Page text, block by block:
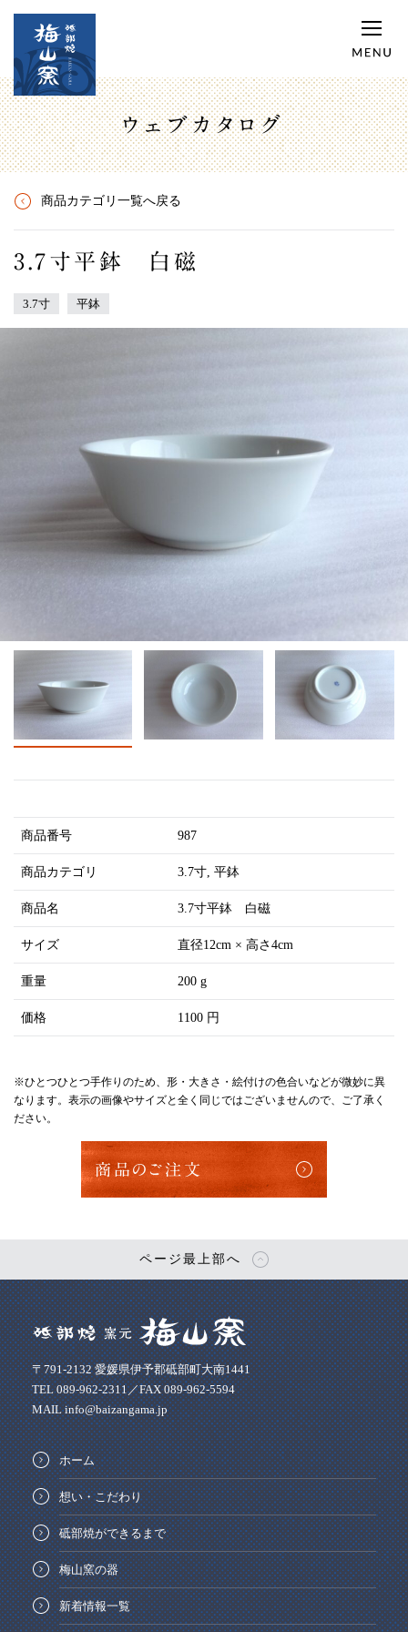
ウェブカタログ
商品カテゴリ一覧へ戻る
3.7寸平鉢 白磁
3.7寸 平鉢
商品番号 987
商品カテゴリ 3.7寸 平鉢
商品名 3.7寸平鉢 白磁
サイズ 直径12cm × 高さ4cm
重量 200 g
価格 1100 円
※ひとつひとつ手作りのため、形・大きさ・絵付けの色合いなどが微妙に異
なります。表示の画像やサイズと全く同じではございませんので、ご了承く
ださい。
商品のご注文
ページ最上部へ
〒791-2132 愛媛県伊予郡砥部町大南1441
TEL 089-962-2311／FAX 089-962-5594
MAIL info@baizangama.jp
ホーム
想い・こだわり
砥部焼ができるまで
梅山窯の器
新着情報一覧